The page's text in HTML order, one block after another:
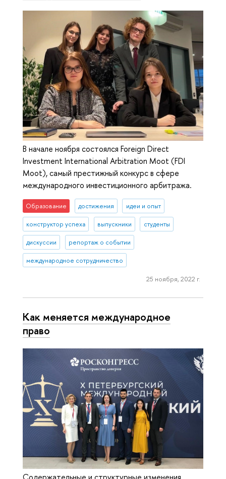
В начале ноября состоялся Foreign Direct
Investment International Arbitration Moot (FDI
Moot), самый престижный конкурс в сфере
международного инвестиционного арбитража.
Образование достижения идеи и опыт
конструктор успеха выпускники студенты
дискуссии репортаж о событии
международное сотрудничество
25 ноября, 2022 г.
Как меняется международное
право